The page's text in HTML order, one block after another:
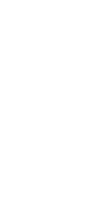
gestalten. Die
ein gut
an Restaurants